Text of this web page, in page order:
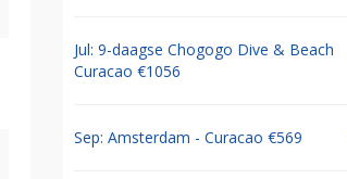
Jul: 9-daagse Chogogo Dive & Beach
Curacao €1056
Sep: Amsterdam - Curacao €569